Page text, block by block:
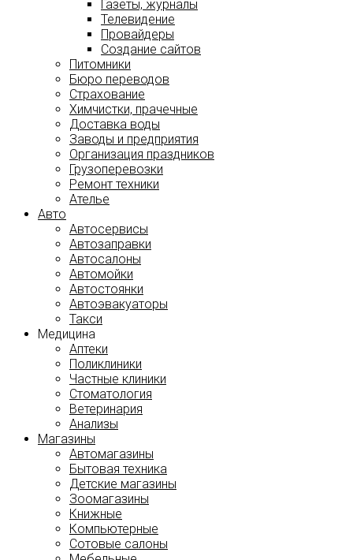
Газеты, журналы
Телевидение
Провайдеры
Создание сайтов
Питомники
Бюро переводов
Страхование
Химчистки, прачечные
Доставка воды
Заводы и предприятия
Организация праздников
Грузоперевозки
Ремонт техники
Ателье
Авто
Автосервисы
Автозаправки
Автосалоны
Автомойки
Автостоянки
Автоэвакуаторы
Такси
Медицина
Аптеки
Поликлиники
Частные клиники
Стоматология
Ветеринария
Анализы
Магазины
Автомагазины
Бытовая техника
Детские магазины
Зоомагазины
Книжные
Компьютерные
Сотовые салоны